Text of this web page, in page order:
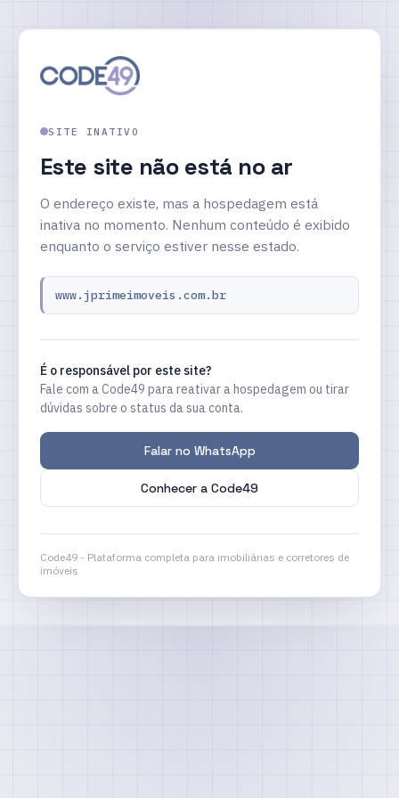
SITE INATIVO
Este site não está no ar
O endereço existe, mas a hospedagem está
inativa no momento. Nenhum conteúdo é exibido
enquanto o serviço estiver nesse estado.
www.jprimeimoveis.com.br
É o responsável por este site?
Fale com a Code49 para reativar a hospedagem ou tirar
dúvidas sobre o status da sua conta.
Falar no WhatsApp
Conhecer a Code49
Code49 - Plataforma completa para imobiliárias e corretores de
imóveis